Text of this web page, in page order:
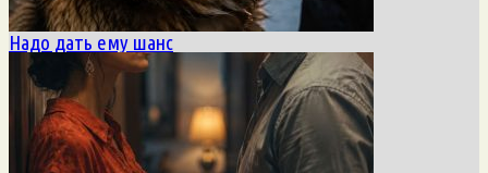
Надо дать ему шанс